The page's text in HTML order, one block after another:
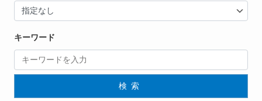
キーワード
検索